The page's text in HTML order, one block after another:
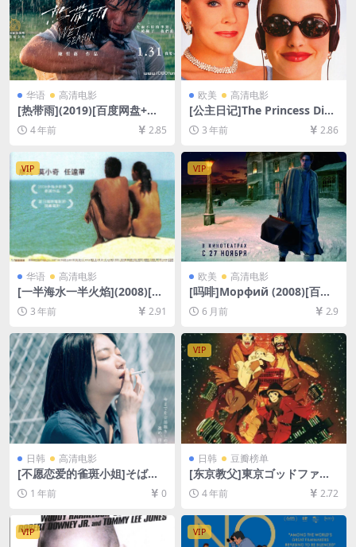
华语 高清电影
[热带雨](2019)[百度网盘+迅
雷云盘资源1080P超清未删减]
[MP4/6.5GB][中文字幕]
4 年前 2.85
欧美 高清电影
[公主日记]The Princess Diari
es (2001)[百度网盘+迅雷云盘
资源1080P超清未删减][MP4/
3 年前 2.86
VIP
华语 高清电影
[一半海水一半火焰](2008)[百
度网盘+迅雷云盘资源1080P
超清未删减][MP4/5.8GB][粤
语原声中字]
3 年前 2.91
VIP
欧美 高清电影
[吗啡]Морфий (2008)[百度
网盘+夸克网盘1080P超清未
删减资源][网盘在线播放/下
载][MP4/7.5GB][中文字幕]
6 月前 2.9
日韩 高清电影
[不愿恋爱的雀斑小姐]そばか
す (2022)[百度网盘+夸克网盘
1080P超清未删减资源][网盘
在线播放/下载][MP4/7.1GB]
[中文字幕]
1 年前 0
VIP
日韩 豆瓣榜单
[东京教父]東京ゴッドファー
ザーズ (2003)[百度网盘+迅雷
云盘资源1080P超清未删减]
[MP4/4.7GB][日语中字]
4 年前 2.72
VIP VIP